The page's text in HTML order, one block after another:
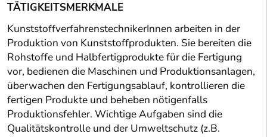
TÄTIGKEITSMERKMALE
KunststoffverfahrenstechnikerInnen arbeiten in der
Produktion von Kunststoffprodukten. Sie bereiten die
Rohstoffe und Halbfertigprodukte für die Fertigung
vor, bedienen die Maschinen und Produktionsanlagen,
überwachen den Fertigungsablauf, kontrollieren die
fertigen Produkte und beheben nötigenfalls
Produktionsfehler. Wichtige Aufgaben sind die
Qualitätskontrolle und der Umweltschutz (z.B.